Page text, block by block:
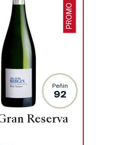
PROMO
Peñin
92
Reserva